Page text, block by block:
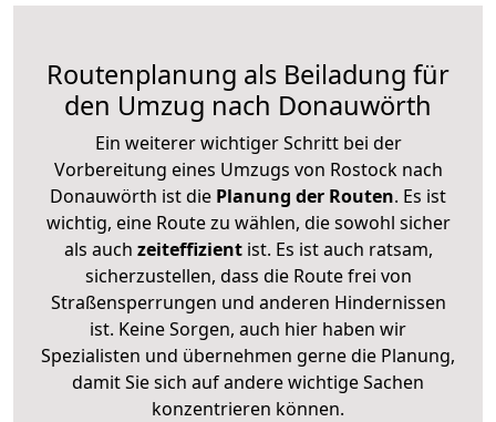
Routenplanung als Beiladung für
den Umzug nach Donauwörth
Ein weiterer wichtiger Schritt bei der
Vorbereitung eines Umzugs von Rostock nach
Donauwörth ist die Planung der Routen. Es ist
wichtig, eine Route zu wählen, die sowohl sicher
als auch zeiteffizientist. Es ist auch ratsam,
sicherzustellen, dass die Route frei von
Straßensperrungen und anderen Hindernissen
ist. Keine Sorgen, auch hier haben wir
Spezialisten und übernehmen gerne die Planung,
damit Sie sich auf andere wichtige Sachen
konzentrieren können.